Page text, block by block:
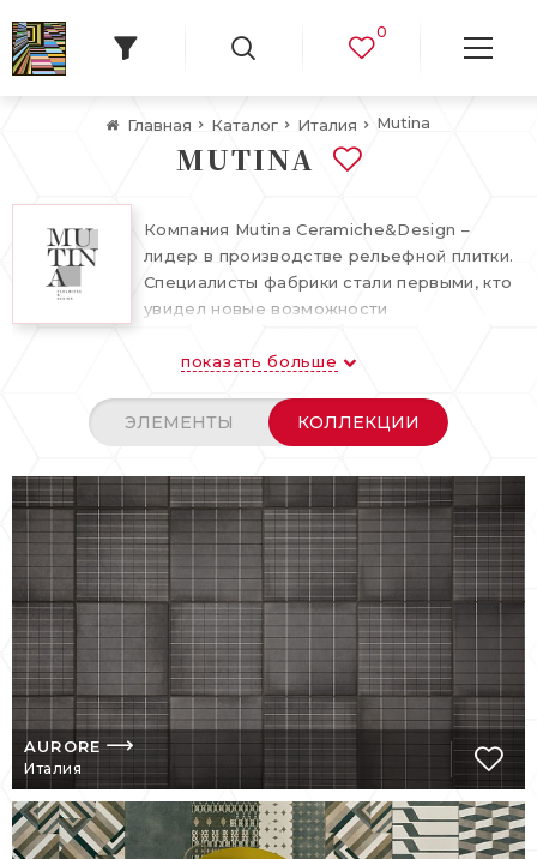
0
Главная Каталог Италия Mutina
MUTINA
Компания Mutina Ceramiche&Design –
лидер в производстве рельефной плитки.
Специалисты фабрики стали первыми, кто
увидел новые возможности
скульптурные. Такой инновационный и
которая на протяжении многих веком
имела плоскую поверхность, принес
Фабрика была отмечена многочисленными
международных наградами на выставках в
Лондоне, Токио, Берлине, Нью-Йорке.
Плитка mutina
Активно использует творческий потенциал
архитекторов и дизайнеров с мировыми
именами – Патрисии Урквиолы, Родольфо
Дордони, Токуджи Яшиоки, Ронана и
Эрвана Бурулек.
Художники разных национальностей
вносят в эстетику продукции фабрики
свою национальную самобытность и
показать больше
ЭЛЕМЕНТЫ КОЛЛЕКЦИИ
AURORE
Италия